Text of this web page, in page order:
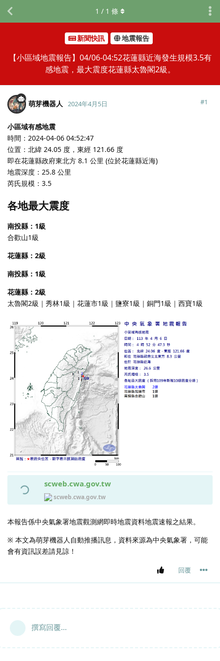
新聞快訊 地震報告
【小區域地震報告】04/06-04:52花蓮縣近海發生規模3.5有
感地震，最大震度花蓮縣太魯閣2級。
1 / 1 條
萌芽機器人 2024年4月5日 #1
小區域有感地震
時間：2024-04-06 04:52:47
位置：北緯 24.05 度，東經 121.66 度
即在花蓮縣政府東北方 8.1 公里 (位於花蓮縣近海)
地震深度：25.8 公里
芮氏規模：3.5
各地最大震度
南投縣：1級
合歡山1級
花蓮縣：2級
南投縣：1級
花蓮縣：2級
太魯閣2級｜秀林1級｜花蓮市1級｜鹽寮1級｜銅門1級｜西寶1級
scweb.cwa.gov.tw
scweb.cwa.gov.tw
本報告係中央氣象署地震觀測網即時地震資料地震速報之結果。
※ 本文為萌芽機器人自動推播訊息，資料來源為中央氣象署，可能
會有資訊誤差請見諒！
回覆
撰寫回覆...